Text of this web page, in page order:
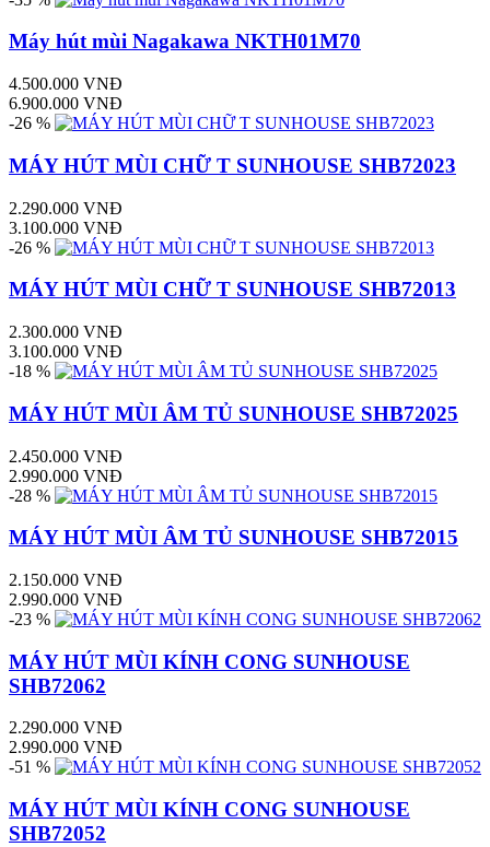
Máy hút mùi Nagakawa NKTH01M70
4.500.000 VNĐ
6.900.000 VNĐ
-26 %
MÁY HÚT MÙI CHỮ T SUNHOUSE SHB72023
2.290.000 VNĐ
3.100.000 VNĐ
-26 %
MÁY HÚT MÙI CHỮ T SUNHOUSE SHB72013
2.300.000 VNĐ
3.100.000 VNĐ
-18 %
MÁY HÚT MÙI ÂM TỦ SUNHOUSE SHB72025
2.450.000 VNĐ
2.990.000 VNĐ
-28 %
MÁY HÚT MÙI ÂM TỦ SUNHOUSE SHB72015
2.150.000 VNĐ
2.990.000 VNĐ
-23 %
MÁY HÚT MÙI KÍNH CONG SUNHOUSE
SHB72062
2.290.000 VNĐ
2.990.000 VNĐ
-51 %
MÁY HÚT MÙI KÍNH CONG SUNHOUSE
SHB72052